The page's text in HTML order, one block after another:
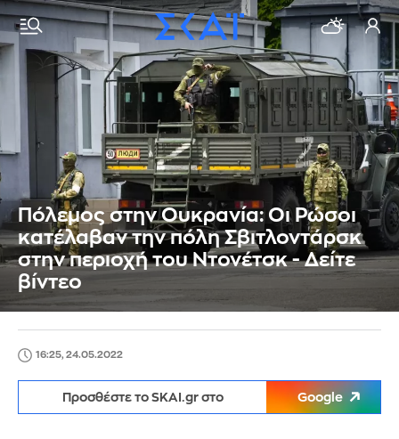
Πόλεμος στην Ουκρανία: Οι Ρώσοι
κατέλαβαν την πόλη Σβιτλοντάρσκ
στην περιοχή του Ντονέτσκ - Δείτε
βίντεο
16:25, 24.05.2022
Προσθέστε το SKAI.gr στο Google